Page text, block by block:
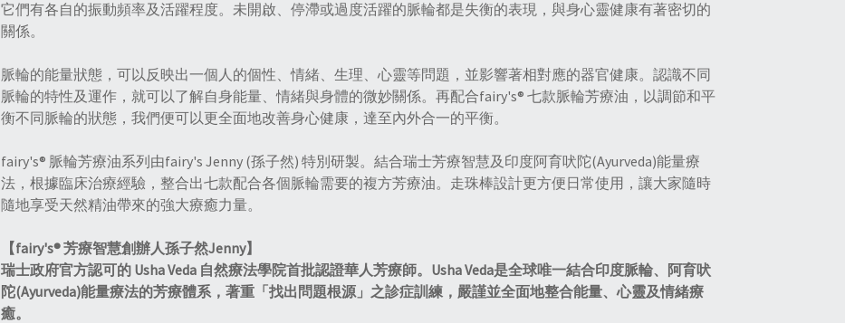
它們有各自的振動頻率及活躍程度。未開啟、停滯或過度活躍的脈輪都是失衡的表現，與身心靈健康有著密切的
關係。
脈輪的能量狀態，可以反映出一個人的個性、情緒、生理、心靈等問題，並影響著相對應的器官健康。認識不同
脈輪的特性及運作，就可以了解自身能量、情緒與身體的微妙關係。再配合fairy's® 七款脈輪芳療油，以調節和平
衡不同脈輪的狀態，我們便可以更全面地改善身心健康，達至內外合一的平衡。
fairy's® 脈輪芳療油系列由fairy's Jenny (孫子然) 特別研製。結合瑞士芳療智慧及印度阿育吠陀(Ayurveda)能量療
法，根據臨床治療經驗，整合出七款配合各個脈輪需要的複方芳療油。走珠棒設計更方便日常使用，讓大家隨時
隨地享受天然精油帶來的強大療癒力量。
【fairy's® 芳療智慧創辦人孫子然Jenny】
瑞士政府官方認可的 Usha Veda 自然療法學院首批認證華人芳療師。Usha Veda是全球唯一結合印度脈輪、阿育吠
陀(Ayurveda)能量療法的芳療體系，著重「找出問題根源」之診症訓練，嚴謹並全面地整合能量、心靈及情緒療
癒。